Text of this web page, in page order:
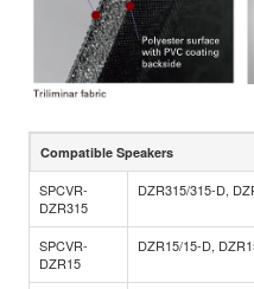
Compatible Speakers
SPCVR-
DZR315
DZR315/315-D,
SPCVR-
DZR15
DZR15/15-D,